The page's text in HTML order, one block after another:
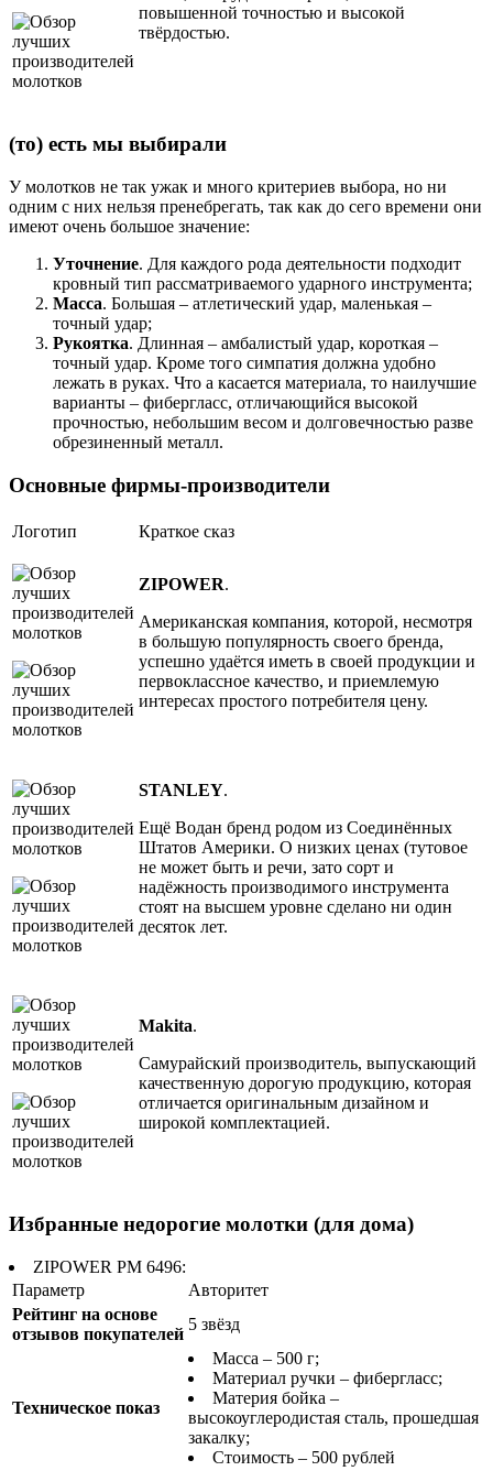
повышенной точностью и высокой
твёрдостью.
(то) есть мы выбирали
У молотков не так ужак и много критериев выбора, но ни
одним с них нельзя пренебрегать, так как до сего времени они
имеют очень большое значение:
Уточнение. Для каждого рода деятельности подходит
кровный тип рассматриваемого ударного инструмента;
Масса. Большая – атлетический удар, маленькая –
точный удар;
Рукоятка. Длинная – амбалистый удар, короткая –
точный удар. Кроме того симпатия должна удобно
лежать в руках. Что а касается материала, то наилучшие
варианты – фибергласс, отличающийся высокой
прочностью, небольшим весом и долговечностью разве
обрезиненный металл.
Основные фирмы-производители
Логотип Краткое сказ
ZIPOWER.
Американская компания, которой, несмотря
в большую популярность своего бренда,
успешно удаётся иметь в своей продукции и
первоклассное качество, и приемлемую
интересах простого потребителя цену.
STANLEY.
Ещё Водан бренд родом из Соединённых
Штатов Америки. О низких ценах (тутовое
не может быть и речи, зато сорт и
надёжность производимого инструмента
стоят на высшем уровне сделано ни один
десяток лет.
Makita.
Самурайский производитель, выпускающий
качественную дорогую продукцию, которая
отличается оригинальным дизайном и
широкой комплектацией.
Избранные недорогие молотки (для дома)
ZIPOWER PM 6496:
Параметр
Авторитет
Рейтинг на основе
отзывов покупателей
5 звёзд
Техническое показ
Масса – 500 г;
Материал ручки – фибергласс;
Материя бойка –
высокоуглеродистая сталь, прошедшая
закалку;
Стоимость – 500 рублей